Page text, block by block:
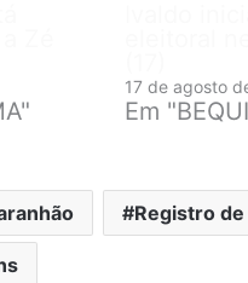
17 de agosto
Em
Registro